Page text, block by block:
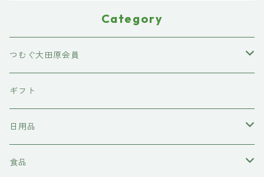
Category
つむぐ大田原会員
東京石材
岩上商店
稲見商店
ギフト
日用品
洗剤
食品